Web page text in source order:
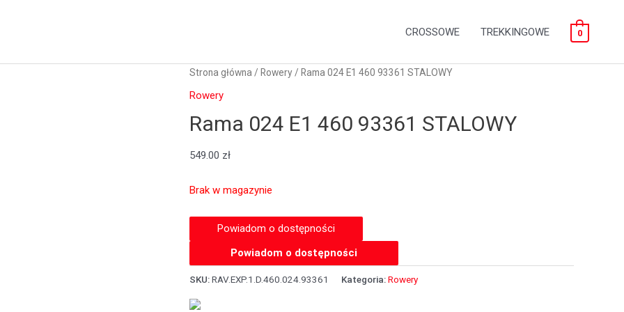
CROSSOWE TREKKINGOWE 0
Strona główna / Rowery / Rama 024 E1 460 93361 STALOWY
Rowery
Rama 024 E1 460 93361 STALOWY
549.00 zł
Brak w magazynie
Powiadom o dostępności
SKU:RAV.EXP.1.D.460.024.93361 Kategoria:Rowery